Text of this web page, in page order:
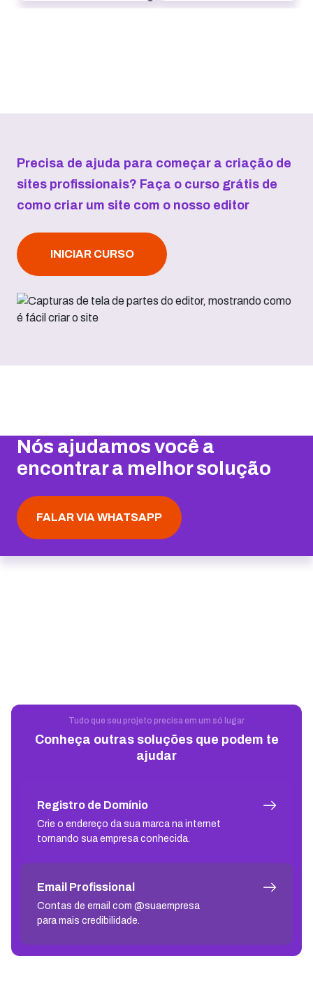
Precisa de ajuda para começar a criação de
sites profissionais? Faça o curso grátis de
como criar um site com o nosso editor
INICIAR CURSO
Nós ajudamos você a
encontrar a melhor solução
FALAR VIA WHATSAPP
Tudo que seu projeto precisa em um só lugar
Conheça outras soluções que podem te
ajudar
Registro de Domínio
Crie o endereço da sua marca na internet
tornando sua empresa conhecida.
Email Profissional
Contas de email com @suaempresa
para mais credibilidade.